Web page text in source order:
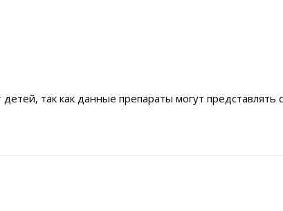
так как данные препараты могут представлять